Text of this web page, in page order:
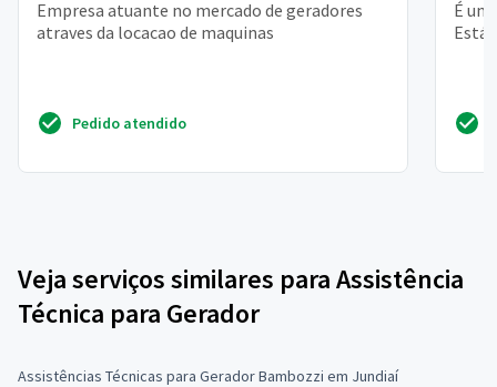
Empresa atuante no mercado de geradores
atraves da locacao de maquinas
Pedido atendido
É
Está
Veja serviços similares para Assistência
Técnica para Gerador
Assistências Técnicas para Gerador Bambozzi em Jundiaí